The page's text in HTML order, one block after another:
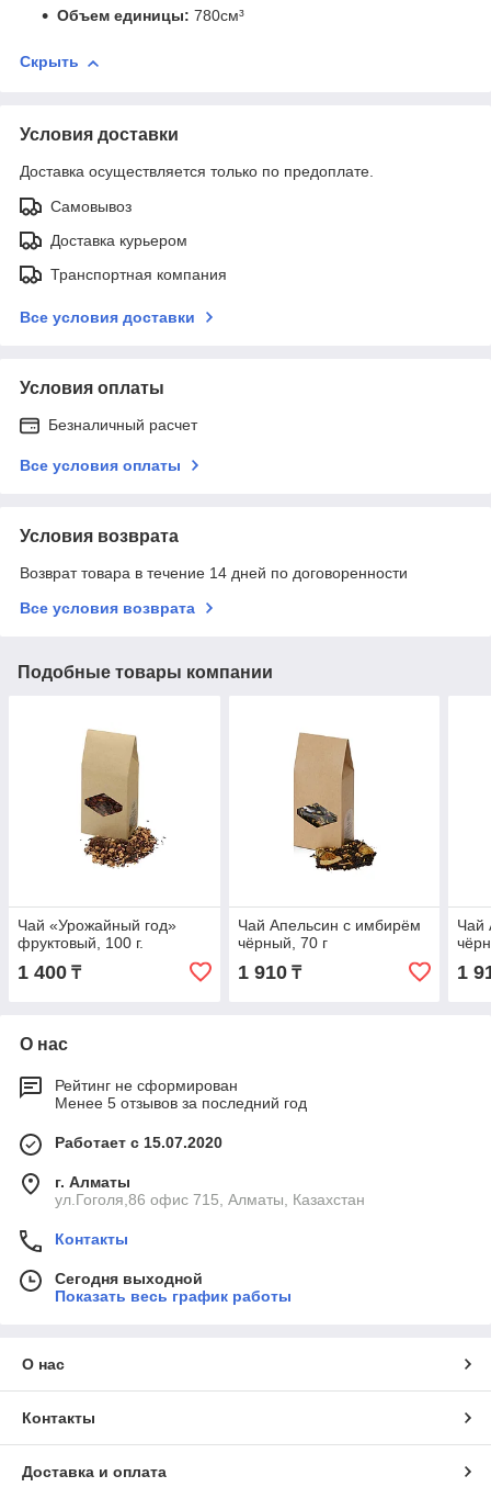
Объем единицы: 780см³
Скрыть
Условия доставки
Доставка осуществляется только по предоплате.
Самовывоз
Доставка курьером
Транспортная компания
Все условия доставки
Условия оплаты
Безналичный расчет
Все условия оплаты
Условия возврата
Возврат товара в течение 14 дней по договоренности
Все условия возврата
Подобные товары компании
Чай «Урожайный год»
фруктовый, 100 г.
1 400 ₸
Чай Апельсин с имбирём
чёрный, 70 г
1 910₸
Чай
1
О нас
Рейтинг не сформирован
Менее 5 отзывов за последний год
Работает с 15.07.2020
г. Алматы
ул.Гоголя,86 офис 715, Алматы, Казахстан
Контакты
Сегодня выходной
Показать весь график работы
О нас
Контакты
Доставка и оплата